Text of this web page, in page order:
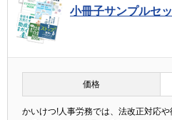
小冊子サンプルセ
価格
かいけつ!人事労務では、法改正対応